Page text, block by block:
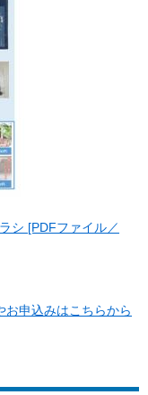
シ [PDFファイル／
お申込みはこちらから